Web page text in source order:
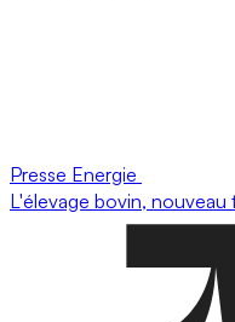
Presse Energie
L'élevage bovin, nouveau